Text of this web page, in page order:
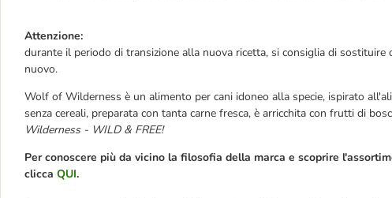
Attenzione:
durante il periodo di transizione alla nuova ricetta, si consiglia di
nuovo.
Wolf of Wilderness è un alimento per cani idoneo alla specie, ispirato
senza cereali, preparata con tanta carne fresca, è arricchita con frutti di
Wilderness - WILD & FREE!
Per conoscere più da vicino la filosofia della marca e scoprire
clicca QUI.